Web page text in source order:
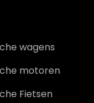
wagens
motoren
Fietsen